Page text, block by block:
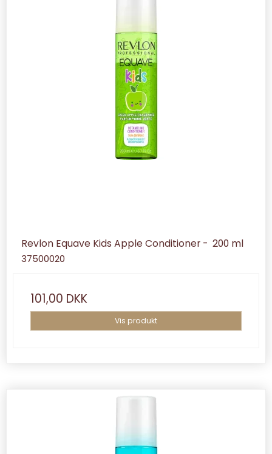
Revlon Equave Kids Apple Conditioner - 200 ml
37500020
101,00 DKK
Vis produkt